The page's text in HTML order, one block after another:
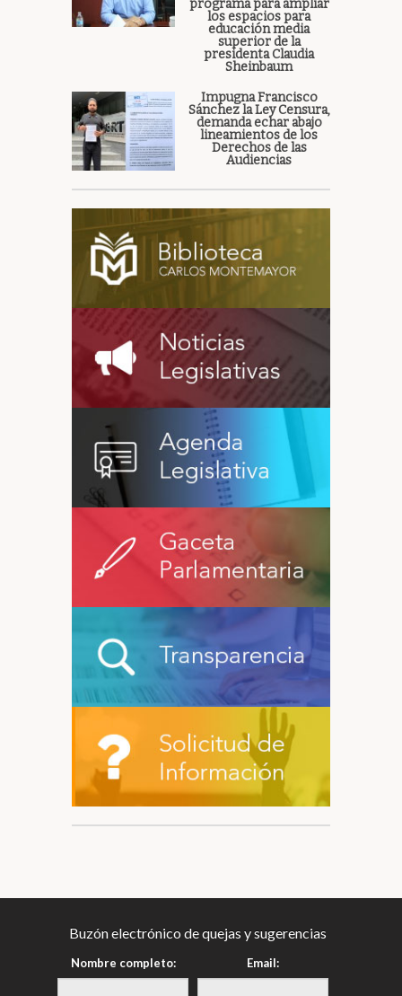
programa para ampliar
los espacios para
educación media
superior de la
presidenta Claudia
Sheinbaum
Impugna Francisco
Sánchez la Ley Censura,
demanda echar abajo
lineamientos de los
Derechos de las
Audiencias
Buzón electrónico de quejas y sugerencias
Nombre completo: Email: